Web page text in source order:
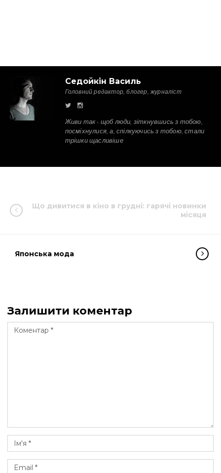
Седойкін Василь
Головний редактор, блогер, журналіст
Живи так - щоб люди, зіткнувшись з тобою,
посміхнулися, а, спілкуючись з тобою, стали
трішки щасливіше
Що дивитися в кіно в грудні: гарячі новинки
місяця
Японська мода
Залишити коментар